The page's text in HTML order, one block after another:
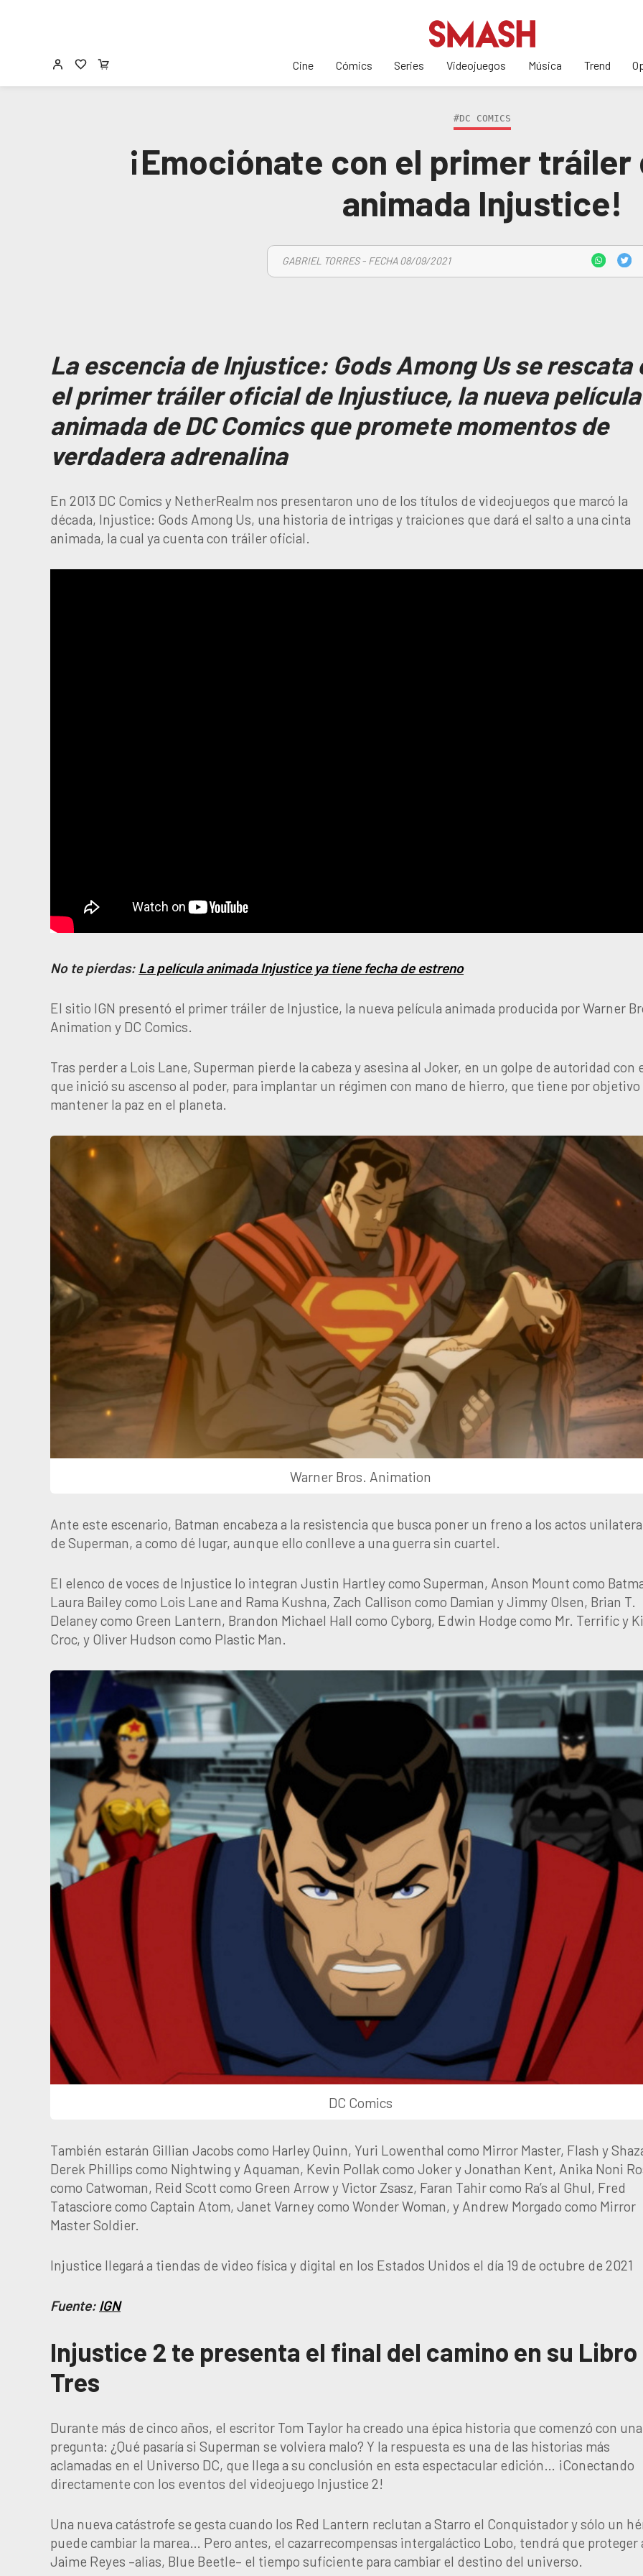
Cine Cómics Series Videojuegos Música Trend
#DC COMICS
¡Emociónate con el primer tráiler
animada Injustice!
GABRIEL TORRES - FECHA 08/09/2021
La escencia de Injustice: Gods Among Us se rescata
el primer tráiler oficial de Injustiuce, la nueva película
animada de DC Comics que promete momentos de
verdadera adrenalina
En 2013 DC Comics y NetherRealm nos presentaron uno de los títulos de videojuegos que marcó la
década, Injustice: Gods Among Us, una historia de intrigas y traiciones que dará el salto a una cinta
animada, la cual ya cuenta con tráiler oficial.
No te pierdas: La película animada Injustice ya tiene fecha de estreno
El sitio IGN presentó el primer tráiler de Injustice, la nueva película animada producida por Warner
Animation y DC Comics.
Tras perder a Lois Lane, Superman pierde la cabeza y asesina al Joker, en un golpe de autoridad con
que inició su ascenso al poder, para implantar un régimen con mano de hierro, que tiene por objetivo
mantener la paz en el planeta.
Warner Bros. Animation
Ante este escenario, Batman encabeza a la resistencia que busca poner un freno a los actos
de Superman, a como dé lugar, aunque ello conlleve a una guerra sin cuartel.
El elenco de voces de Injustice lo integran Justin Hartley como Superman, Anson Mount como
Laura Bailey como Lois Lane and Rama Kushna, Zach Callison como Damian y Jimmy Olsen, Brian T.
Delaney como Green Lantern, Brandon Michael Hall como Cyborg, Edwin Hodge como Mr. Terrific y
Croc, y Oliver Hudson como Plastic Man.
DC Comics
También estarán Gillian Jacobs como Harley Quinn, Yuri Lowenthal como Mirror Master, Flash y
Derek Phillips como Nightwing y Aquaman, Kevin Pollak como Joker y Jonathan Kent, Anika Noni
como Catwoman, Reid Scott como Green Arrow y Victor Zsasz, Faran Tahir como Ra’s al Ghul, Fred
Tatasciore como Captain Atom, Janet Varney como Wonder Woman, y Andrew Morgado como Mirror
Master Soldier.
Injustice llegará a tiendas de video física y digital en los Estados Unidos el día 19 de octubre de 2021
Fuente: IGN
Injustice 2 te presenta el final del camino en su Libro
Tres
Durante más de cinco años, el escritor Tom Taylor ha creado una épica historia que comenzó con una
pregunta: ¿Qué pasaría si Superman se volviera malo? Y la respuesta es una de las historias más
aclamadas en el Universo DC, que llega a su conclusión en esta espectacular edición… ¡Conectando
directamente con los eventos del videojuego Injustice 2!
Una nueva catástrofe se gesta cuando los Red Lantern reclutan a Starro el Conquistador y sólo un
puede cambiar la marea… Pero antes, el cazarrecompensas intergaláctico Lobo, tendrá que proteger
Jaime Reyes –alias, Blue Beetle– el tiempo suficiente para cambiar el destino del universo.